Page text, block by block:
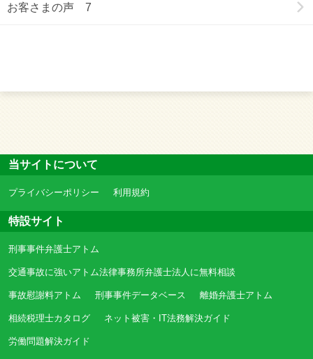
お客さまの声 7
当サイトについて
プライバシーポリシー 利用規約
特設サイト
刑事事件弁護士アトム
交通事故に強いアトム法律事務所弁護士法人に無料相談
事故慰謝料アトム 刑事事件データベース 離婚弁護士アトム
相続税理士カタログ ネット被害・IT法務解決ガイド
労働問題解決ガイド